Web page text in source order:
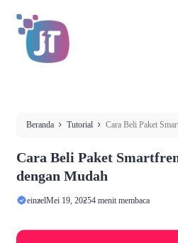
Beranda Tutorial
Cara Beli Paket
Cara Beli Paket
dengan Mudah
einzelMei 19, 20254 menit membaca